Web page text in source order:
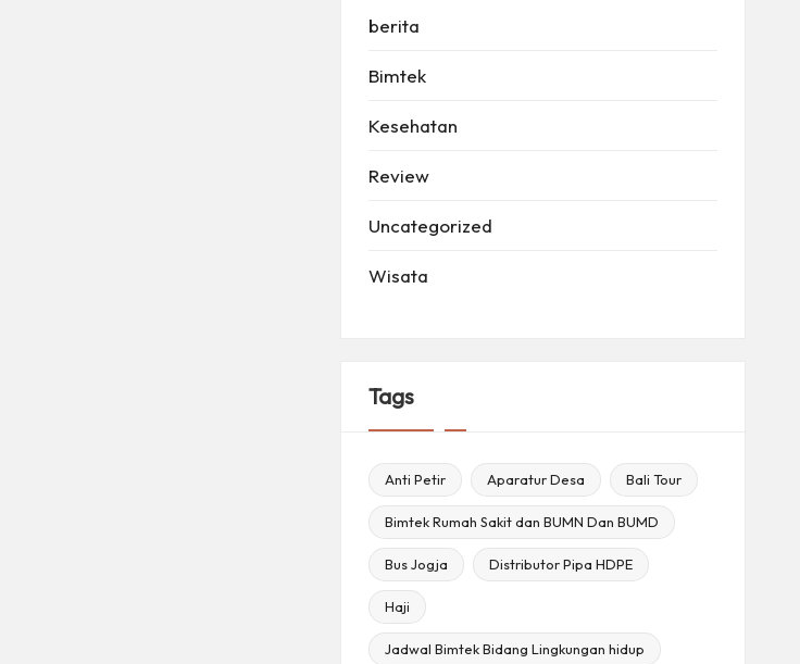
berita
Bimtek
Kesehatan
Review
Uncategorized
Wisata
Tags
Anti Petir Aparatur Desa Bali Tour
Bimtek Rumah Sakit dan BUMN Dan BUMD
Bus Jogja Distributor Pipa HDPE
Haji
Jadwal Bimtek Bidang Lingkungan hidup